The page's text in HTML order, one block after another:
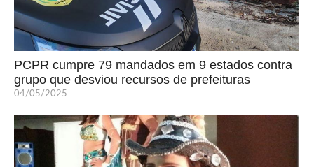
PCPR cumpre 79 mandados em 9 estados contra
grupo que desviou recursos de prefeituras
04/05/2025